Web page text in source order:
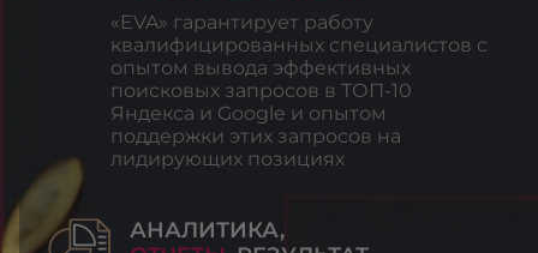
«EVA» гарантирует работу
квалифицированных специалистов с
опытом вывода эффективных
поисковых запросов в ТОП-10
Яндекса и Google и опытом
поддержки этих запросов на
лидирующих позициях
АНАЛИТИКА,